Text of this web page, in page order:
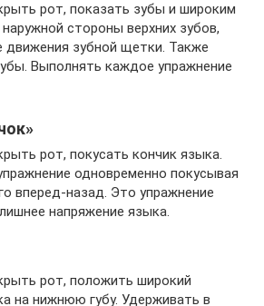
рот, показать зубы и широким
стороны верхних зубов,
движения зубной щетки. Также
Выполнять каждое упражнение
рот, покусать кончик языка.
одновременно покусывая
вперед-назад. Это упражнение
напряжение языка.
рот, положить широкий
на нижнюю губу. Удерживать в